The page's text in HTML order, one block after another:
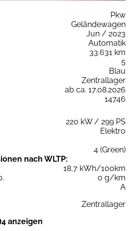
Pkw
Geländewagen
Jun / 2023
Automatik
33.631 km
5
Blau
Zentrallager
ab ca. 17.08.2026
14746
220 kW / 299 PS
Elektro
4 (Green)
nach WLTP:
18,7 kWh/100km
0 g/km
A
Zentrallager
anzeigen